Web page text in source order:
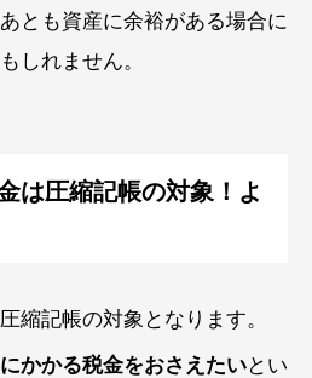
とも資産に余裕がある場合に
しれません。
は圧縮記帳の対象！よ
縮記帳の対象となります。
かかる税金をおさえたいとい